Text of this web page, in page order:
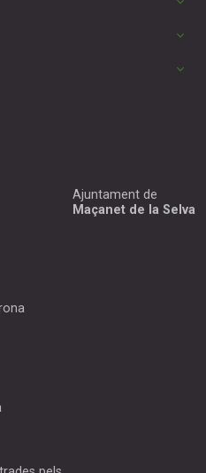
Ajuntament de
Maçanet de la Selva